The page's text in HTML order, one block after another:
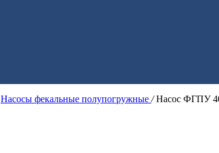
Насосы фекальные полупогружные / Насос ФГПУ